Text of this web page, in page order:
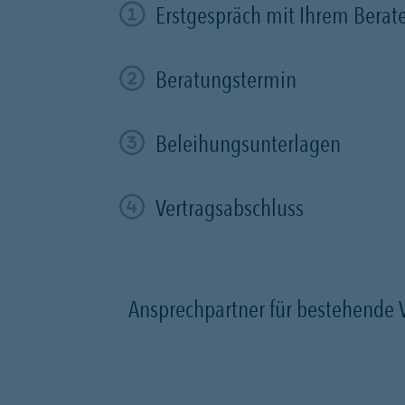
Erstgespräch mit Ihrem
Beratungstermin
Beleihungsunterlagen
Vertragsabschluss
Ansprechpartner für bestehende